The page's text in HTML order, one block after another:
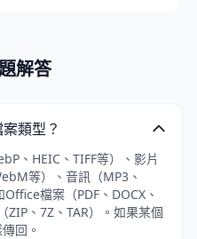
解答
類型？
、HEIC、TIFF等）、影片
等）、音訊（MP3、
檔案（PDF、DOCX、
ZIP、7Z、TAR）。如果某個
回。